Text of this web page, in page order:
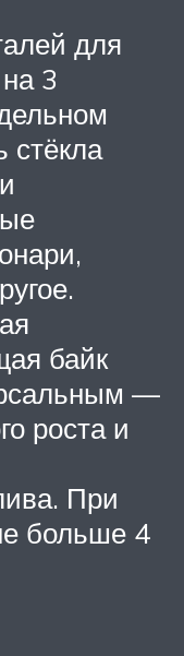
для
3
стёкла
байк
—
роста и
При
больше 4